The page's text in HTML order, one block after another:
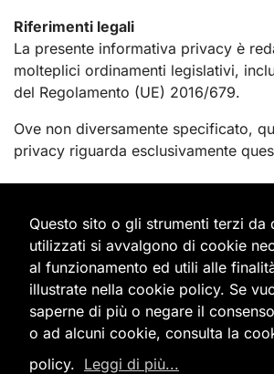
Questo sito o gli strumenti terzi da
utilizzati si avvalgono di cookie
al funzionamento ed utili alle
illustrate nella cookie policy. Se
saperne di più o negare il
o ad alcuni cookie, consulta la
policy. Leggi di più...
Riferimenti legali
La presente informativa privacy è
molteplici ordinamenti legislativi,
del Regolamento (UE) 2016/679.
Ove non diversamente specificato,
privacy riguarda esclusivamente